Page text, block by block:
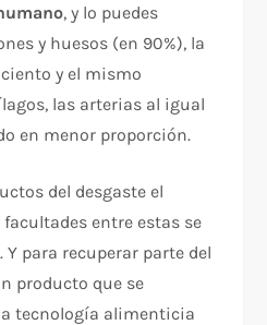
, y lo puedes
y huesos (en 90%), la
y el mismo
las arterias al igual
en menor proporción.
del desgaste el
entre estas se
para recuperar parte del
producto que se
tecnología alimenticia